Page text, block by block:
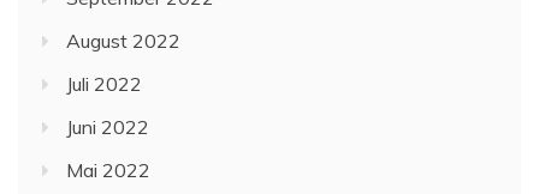
August 2022
Juli 2022
Juni 2022
Mai 2022